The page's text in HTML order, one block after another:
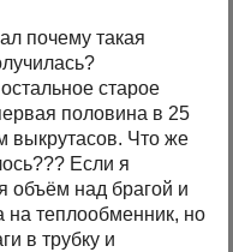
почему такая
старое
половина в 25
выкрутасов. Что же
Если я
объём над брагой и
на теплообменник, но
в трубку и